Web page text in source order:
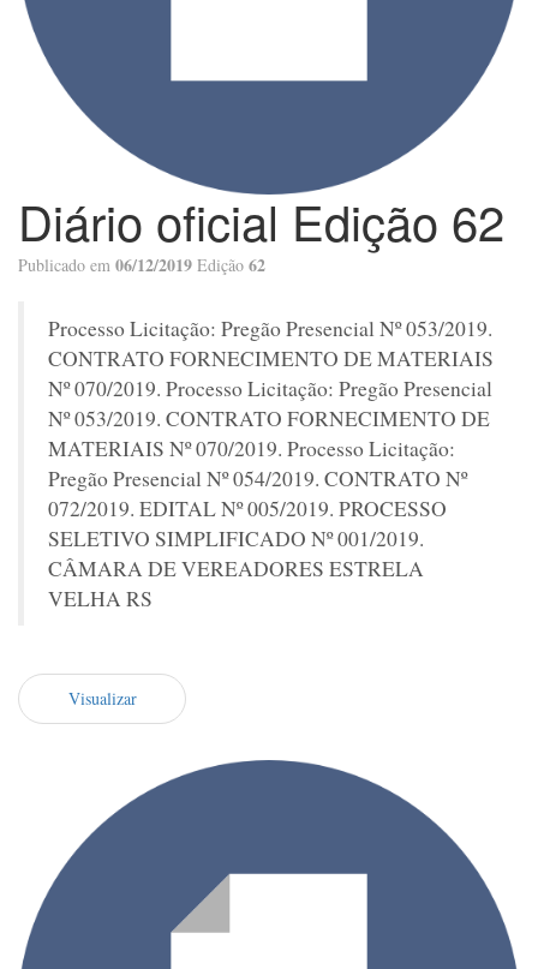
Diário oficial Edição 62
Publicado em 06/12/2019 Edição 62
Processo Licitação: Pregão Presencial Nº 053/2019.
CONTRATO FORNECIMENTO DE MATERIAIS
Nº 070/2019. Processo Licitação: Pregão Presencial
Nº 053/2019. CONTRATO FORNECIMENTO DE
MATERIAIS Nº 070/2019. Processo Licitação:
Pregão Presencial Nº 054/2019. CONTRATO Nº
072/2019. EDITAL Nº 005/2019. PROCESSO
SELETIVO SIMPLIFICADO Nº 001/2019.
CÂMARA DE VEREADORES ESTRELA
VELHA RS
Visualizar